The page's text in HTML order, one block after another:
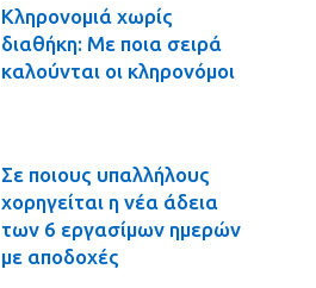
Κληρονομιά χωρίς
διαθήκη: Με ποια σειρά
καλούνται οι κληρονόμοι
Σε ποιους υπαλλήλους
χορηγείται η νέα άδεια
των 6 εργασίμων ημερών
με αποδοχές